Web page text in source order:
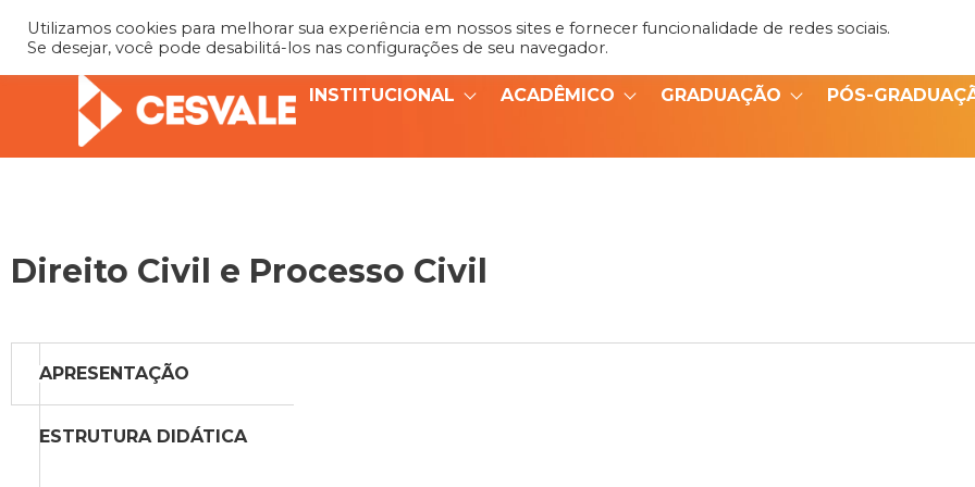
INSTITUCIONAL ACADÊMICO GRADUAÇÃO PÓS-
Direito Civil e Processo Civil
APRESENTAÇÃO
ESTRUTURA DIDÁTICA
Utilizamos cookies para melhorar sua experiência em nossos sites e fornecer funcionalidade de redes sociais.
Se desejar, você pode desabilitá-los nas configurações de seu navegador.